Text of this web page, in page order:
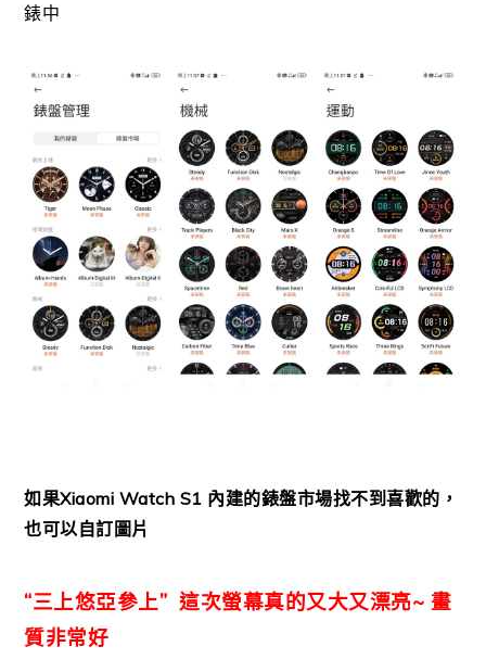
錶中
如果Xiaomi Watch S1 內建的錶盤市場找不到喜歡的，
也可以自訂圖片
“三上悠亞參上” 這次螢幕真的又大又漂亮~ 畫
質非常好